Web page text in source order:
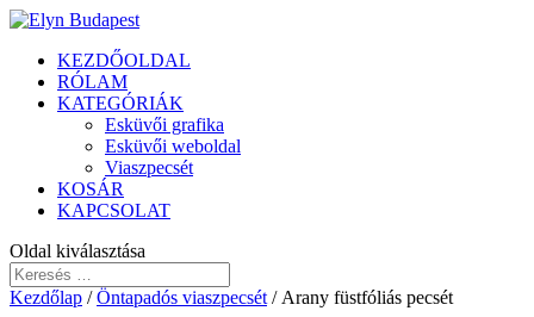
KEZDŐOLDAL
RÓLAM
KATEGÓRIÁK
Esküvői grafika
Esküvői weboldal
Viaszpecsét
KOSÁR
KAPCSOLAT
Oldal kiválasztása
Kezdőlap /Öntapadós viaszpecsét / Arany füstfóliás pecsét